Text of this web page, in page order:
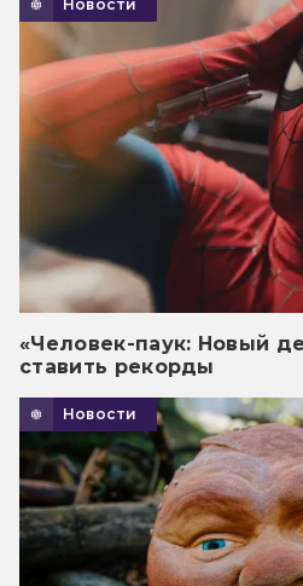
Новости
«Человек-паук: Новый
ставить рекорды
Новости